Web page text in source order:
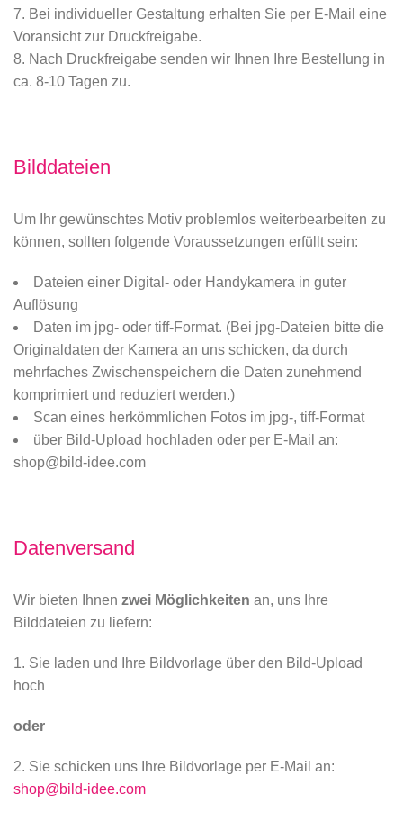
Bei individueller Gestaltung erhalten Sie per E-Mail eine
Voransicht zur Druckfreigabe.
Nach Druckfreigabe senden wir Ihnen Ihre Bestellung in
ca. 8-10 Tagen zu.
Bilddateien
Um Ihr gewünschtes Motiv problemlos weiterbearbeiten zu
können, sollten folgende Voraussetzungen erfüllt sein:
Dateien einer Digital- oder Handykamera in guter
Auflösung
Daten im jpg- oder tiff-Format. (Bei jpg-Dateien bitte die
Originaldaten der Kamera an uns schicken, da durch
mehrfaches Zwischenspeichern die Daten zunehmend
komprimiert und reduziert werden.)
Scan eines herkömmlichen Fotos im jpg-, tiff-Format
über Bild-Upload hochladen oder per E-Mail an:
shop@bild-idee.com
Datenversand
Wir bieten Ihnen zwei Möglichkeiten an, uns Ihre
Bilddateien zu liefern:
1. Sie laden und Ihre Bildvorlage über den Bild-Upload
hoch
oder
2. Sie schicken uns Ihre Bildvorlage per E-Mail an:
shop@bild-idee.com